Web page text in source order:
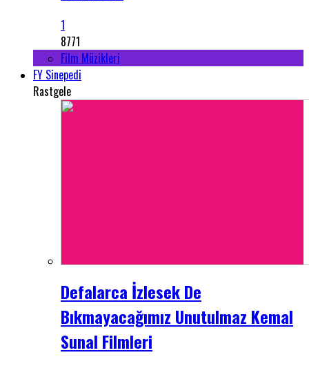
1
8771
Film Müzikleri
FY Sinepedi
Rastgele
Defalarca İzlesek De
Bıkmayacağımız Unutulmaz Kemal
Sunal Filmleri